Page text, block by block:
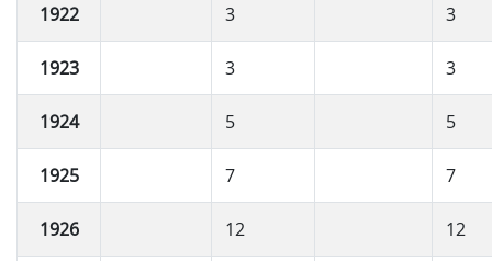
1922 3 3
1923 3 3
1924 5 5
1925 7 7
1926 12 12